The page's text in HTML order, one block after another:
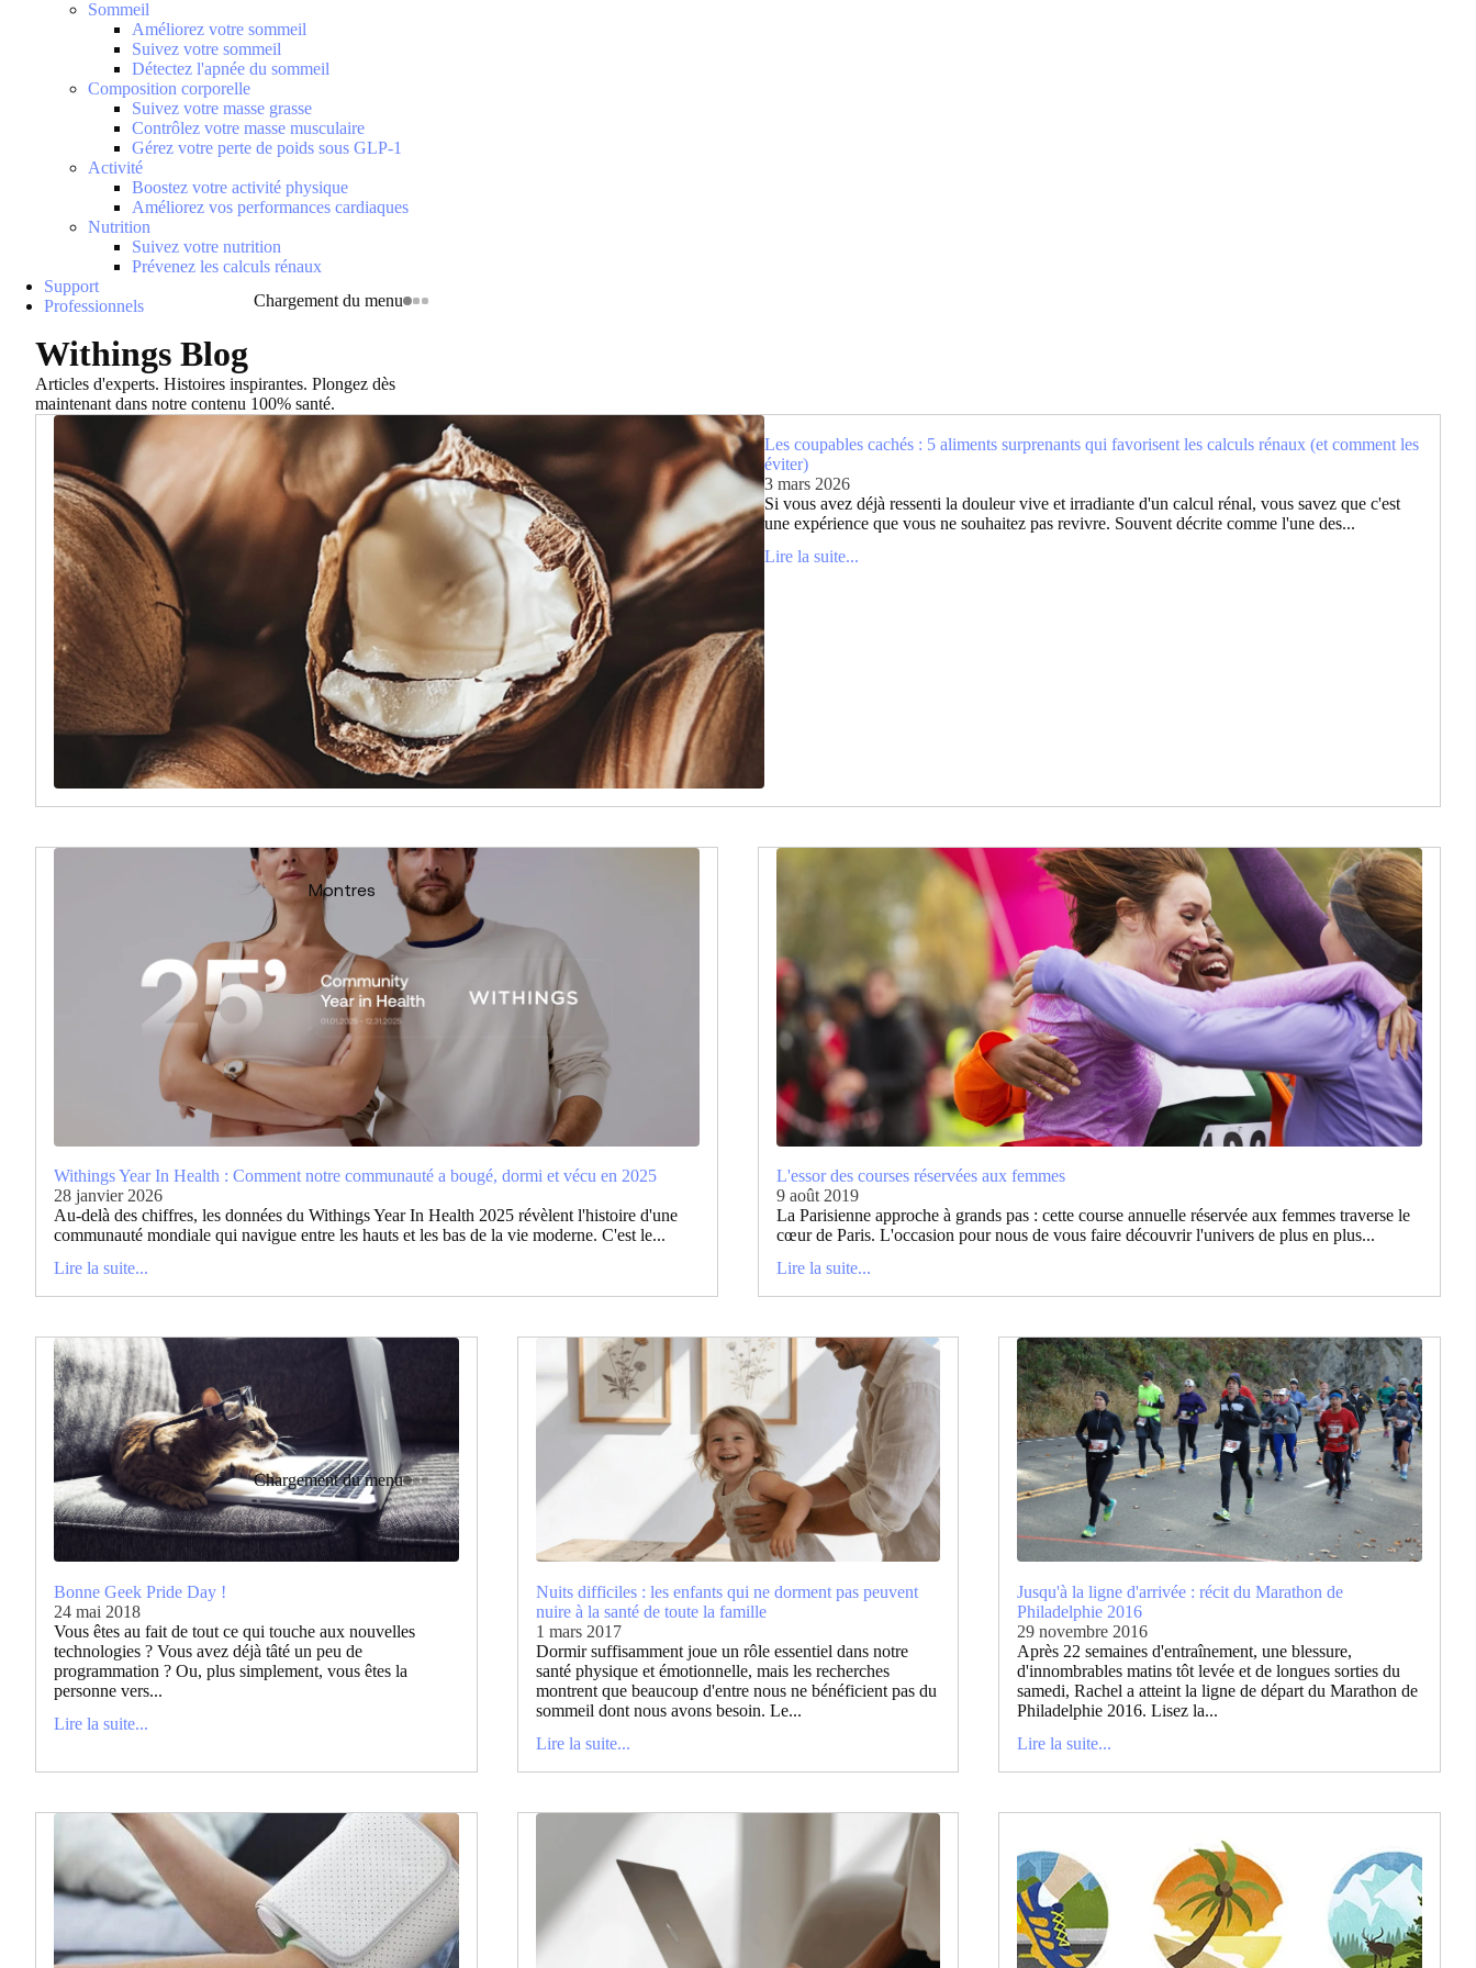
Chargement du menu
Montres
Chargement du menu
Sommeil
Améliorez votre sommeil
Suivez votre sommeil
Détectez l'apnée du sommeil
Composition corporelle
Suivez votre masse grasse
Contrôlez votre masse musculaire
Gérez votre perte de poids sous GLP-1
Activité
Boostez votre activité physique
Améliorez vos performances cardiaques
Nutrition
Suivez votre nutrition
Prévenez les calculs rénaux
Support
Professionnels
Withings Blog
Articles d'experts. Histoires inspirantes. Plongez dès
maintenant dans notre contenu 100% santé.
Les coupables cachés : 5 aliments surprenants qui favorisent les calculs rénaux (et comment les
éviter)
3 mars 2026
Si vous avez déjà ressenti la douleur vive et irradiante d'un calcul rénal, vous savez que c'est
une expérience que vous ne souhaitez pas revivre. Souvent décrite comme l'une des...
Lire la suite...
Withings Year In Health : Comment notre communauté a bougé, dormi et vécu en 2025
28 janvier 2026
Au-delà des chiffres, les données du Withings Year In Health 2025 révèlent l'histoire d'une
communauté mondiale qui navigue entre les hauts et les bas de la vie moderne. C'est le...
Lire la suite...
L'essor des courses réservées aux femmes
9 août 2019
La Parisienne approche à grands pas : cette course annuelle réservée aux femmes traverse le
cœur de Paris. L'occasion pour nous de vous faire découvrir l'univers de plus en plus...
Lire la suite...
Bonne Geek Pride Day !
24 mai 2018
Vous êtes au fait de tout ce qui touche aux nouvelles
technologies ? Vous avez déjà tâté un peu de
programmation ? Ou, plus simplement, vous êtes la
personne vers...
Lire la suite...
Nuits difficiles : les enfants qui ne dorment pas peuvent
nuire à la santé de toute la famille
1 mars 2017
Dormir suffisamment joue un rôle essentiel dans notre
santé physique et émotionnelle, mais les recherches
montrent que beaucoup d'entre nous ne bénéficient pas du
sommeil dont nous avons besoin. Le...
Lire la suite...
Jusqu'à la ligne d'arrivée : récit du Marathon de
Philadelphie 2016
29 novembre 2016
Après 22 semaines d'entraînement, une blessure,
d'innombrables matins tôt levée et de longues sorties du
samedi, Rachel a atteint la ligne de départ du Marathon de
Philadelphie 2016. Lisez la...
Lire la suite...